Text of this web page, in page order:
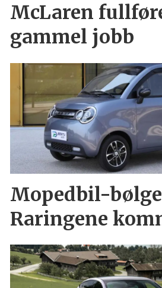
McLaren
gammel jobb
Mopedbil-
Raringene